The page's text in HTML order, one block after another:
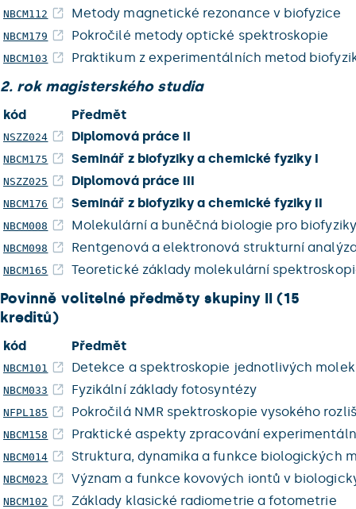
NBCM112 Metody magnetické rezonance v biofyzice
NBCM179 Pokročilé metody optické spektroskopie
NBCM103 Praktikum z experimentálních metod
2. rok magisterského studia
kód Předmět
NSZZ024 Diplomová práce II
NBCM175 Seminář z biofyziky a chemické fyziky I
NSZZ025 Diplomová práce III
NBCM176 Seminář z biofyziky a chemické fyziky II
NBCM008 Molekulární a buněčná biologie pro biofyziky
NBCM098 Rentgenová a elektronová strukturní
NBCM165 Teoretické základy molekulární
Povinně volitelné předměty skupiny II (15
kreditů)
kód Předmět
NBCM101 Detekce a spektroskopie jednotlivých
NBCM033 Fyzikální základy fotosyntézy
NFPL185 Pokročilá NMR spektroskopie vysokého
NBCM158 Praktické aspekty zpracování
NBCM014 Struktura, dynamika a funkce biologických
NBCM023 Význam a funkce kovových iontů v
NBCM102 Základy klasické radiometrie a fotometrie